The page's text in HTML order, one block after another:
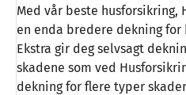
Med vår beste husforsikring,
en enda bredere dekning
Ekstra gir deg selvsagt
skadene som ved
dekning for flere typer